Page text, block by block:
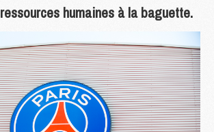
humaines à la baguette.